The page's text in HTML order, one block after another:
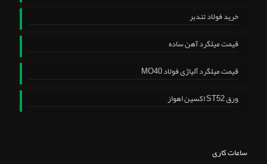
خرید فولاد تندبر
قیمت میلگرد آهن ساده
قیمت میلگرد آلیاژی فولاد MO40
ورق ST52 اکسین اهواز
ساعات کاری